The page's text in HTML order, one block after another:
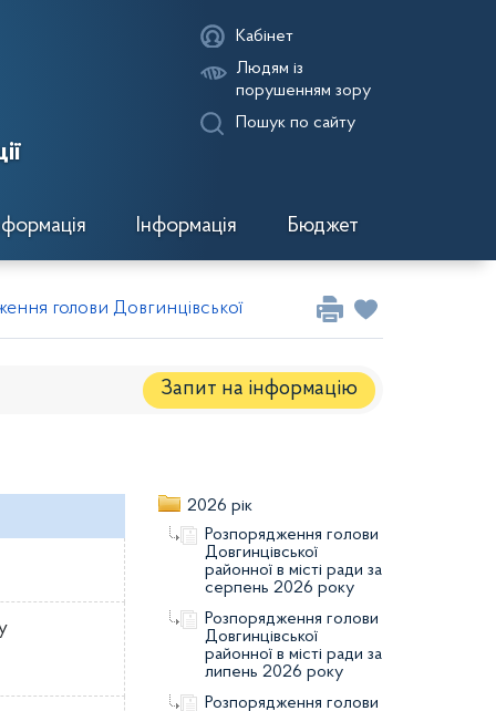
Кабінет
Людям із
порушенням зору
Пошук по сайту
Інформація Бюджет
голови Довгинцівської районної в місті ради за
Запит на iнформацію
2026 рік
Розпорядження голови
Довгинцівської
районної в місті ради за
серпень 2026 року
Розпорядження голови
Довгинцівської
районної в місті ради за
липень 2026 року
Розпорядження голови